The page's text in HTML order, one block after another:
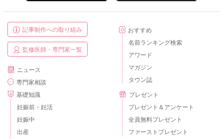
記事制作への取り組み
監修医師・専門家一覧
ニュース
専門家相談
基礎知識
妊娠前・妊活
妊娠中
出産
おすすめ
名前ランキング検索
アワード
マガジン
タウン誌
プレゼント
プレゼント＆アンケート
全員無料プレゼント
ファーストプレゼント